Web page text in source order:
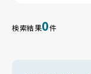
検索結果0件